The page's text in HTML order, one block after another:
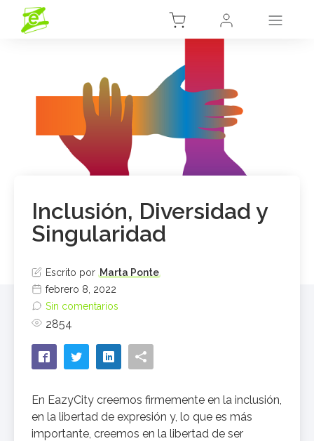
Inclusión, Diversidad y
Singularidad
Escrito por Marta Ponte
febrero 8, 2022
Sin comentarios
2854
En EazyCity creemos firmemente en la inclusión,
en la libertad de expresión y, lo que es más
importante, creemos en la libertad de ser